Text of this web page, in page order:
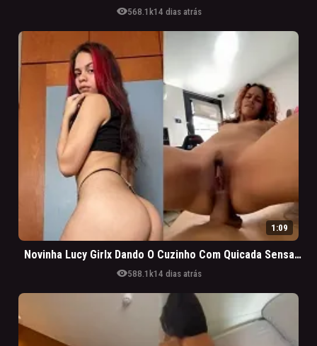
visibility568.1k14 dias atrás
1:09
Novinha Lucy Girlx Dando O Cuzinho Com Quicada Sensacional
visibility588.1k14 dias atrás